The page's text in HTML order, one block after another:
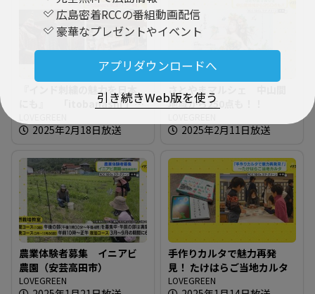
広島密着RCCの番組動画配信
豪華なプレゼントやイベント
アプリダウンロードへ
引き続きWeb版を使う
『インド刺繍の魅力を日本
にも』 「itobanashi 」東
2025年2月18日放送
さとやまマルシェ 中山間
地域から250点も！！
2025年2月11日放送
農業体験者募集 イニアビ
農園（安芸高田市）
LOVEGREEN
手作りカルタで魅力再発
見！ たけはらご当地カルタ
LOVEGREEN